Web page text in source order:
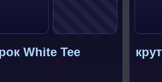
White Tee